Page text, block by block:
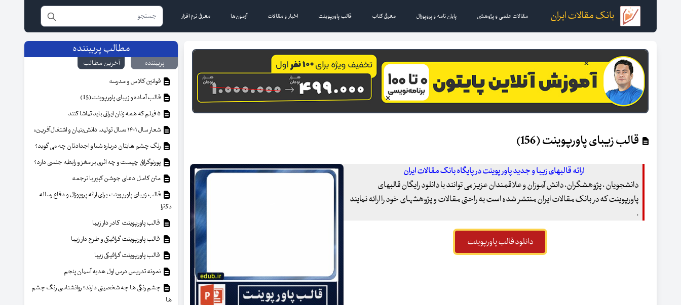
بانک مقالات ایران مقالات علمی و پژوهشی پایان نامه و پروپوزال معرفی کتاب قالب پاورپوینت اخبار و مقالات آزمون‌ها معرفی نرم افزار
قالب زیبای پاورپوینت (156)
ارائه قالبهای زیبا و جدید پاور پوینت در پایگاه بانک مقالات ایران
دانشجویان ، پژوهشگران، دانش آموزان و علاقمندان عزیز می توانند با دانلود رایگان قالبهای
پاورپوینت که در بانک مقالات ایران منتشر شده است به راحتی مقالات و پژوهشهای خود را ارائه نمایند
.
دانلود قالب پاورپوینت
مطالب پربیننده
پربیننده
آخرین مطالب
قوانین کلاس و مدرسه
قالب آماده و زیبای پاورپوینت(15)
شعار سال ۱۴۰۱ «سال تولید، دانش‌بنیان و اشتغال‌آفرین»
رنگ چشم هایتان درباره شما و اجدادتان چه می گوید؟
پورنوگرافی چیست و چه اثری بر مغز و رابطه جنسی دارد؟
متن کامل دعای جوشن کبیر با ترجمه
قالب زیبای پاورپوینت برای ارائه پروپوزال و دفاع رساله
دکترا
قالب پاورپوینت کادر دار زیبا
قالب پاورپوینت گرافیکی و طرح دار زیبا
قالب پاورپوینت گرافیکی زیبا
نمونه تدریس درس اول هدیه آسمان پنجم
چشم رنگی ها چه شخصیتی دارند؟ روانشناسی رنگ چشم
ها